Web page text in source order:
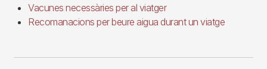
Vacunes necessàries per al viatger
Recomanacions per beure aigua durant un viatge